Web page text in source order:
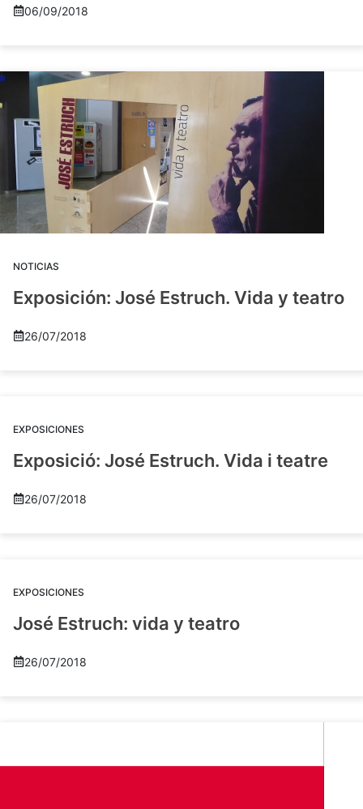
06/09/2018
NOTICIAS
Exposición: José Estruch. Vida y teatro
26/07/2018
EXPOSICIONES
Exposició: José Estruch. Vida i teatre
26/07/2018
EXPOSICIONES
José Estruch: vida y teatro
26/07/2018